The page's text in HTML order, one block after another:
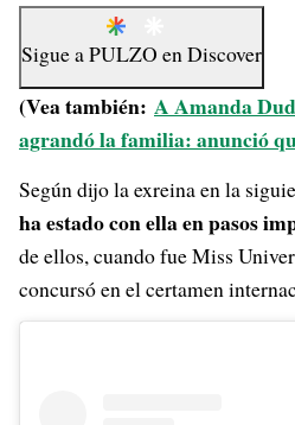
Sigue aPULZO enDiscover
(Vea también: A Amanda
agrandó la familia: anunció
Según dijo la exreina en la
ha estado con ella en pasos
de ellos, cuando fue Miss
concursó en el certamen